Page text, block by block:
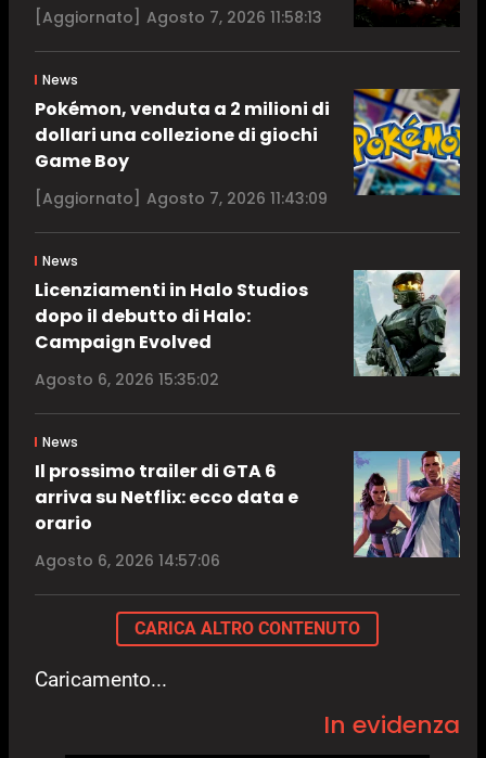
[Aggiornato] Agosto 7, 2026 11:58:13
News
Pokémon, venduta a 2 milioni di
dollari una collezione di giochi
Game Boy
[Aggiornato] Agosto 7, 2026 11:43:09
News
Licenziamenti in Halo Studios
dopo il debutto di Halo:
Campaign Evolved
Agosto 6, 2026 15:35:02
News
Il prossimo trailer di GTA 6
arriva su Netflix: ecco data e
orario
Agosto 6, 2026 14:57:06
CARICA ALTRO CONTENUTO
Caricamento...
In evidenza